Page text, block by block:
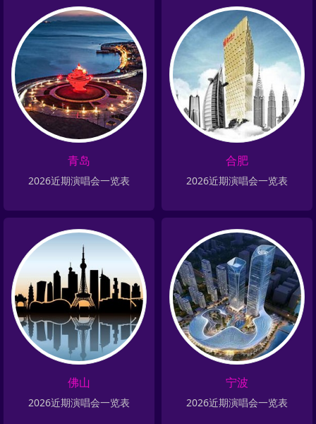
青岛
2026近期演唱会一览表
合肥
2026近期演唱会一览表
佛山
2026近期演唱会一览表
宁波
2026近期演唱会一览表